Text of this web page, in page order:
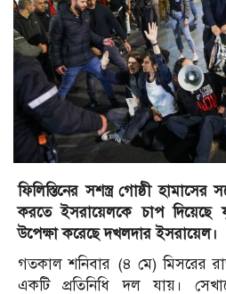
ফিলিস্তিনের সশস্ত্র গোষ্ঠী হামাসের
করতে ইসরায়েলকে চাপ দিয়েছে
উপেক্ষা করেছে দখলদার ইসরায়েল।
গতকাল শনিবার (৪ মে) মিসরের
একটি প্রতিনিধি দল যায়।